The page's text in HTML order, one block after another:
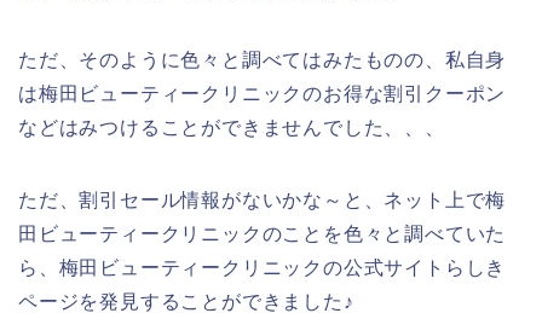
ただ、そのように色々と調べてはみたものの、私自身
は梅田ビューティークリニックのお得な割引クーポン
などはみつけることができませんでした、、、
ただ、割引セール情報がないかな～と、ネット上で梅
田ビューティークリニックのことを色々と調べていた
ら、梅田ビューティークリニックの公式サイトらしき
ページを発見することができました♪